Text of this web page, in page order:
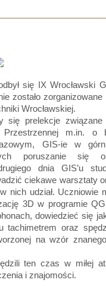
się IX Wrocławski
zostało
Wrocławskiej.
się prelekcje
Przestrzennej m.in. o
GIS-ie w
poruszanie się
dnia GIS’u
ciekawe warsztaty
nich udział. Uczniowie
3D w programie
dowiedzieć się
tachimetrem oraz
na wzór
ten czas w miłej
i znajomości.